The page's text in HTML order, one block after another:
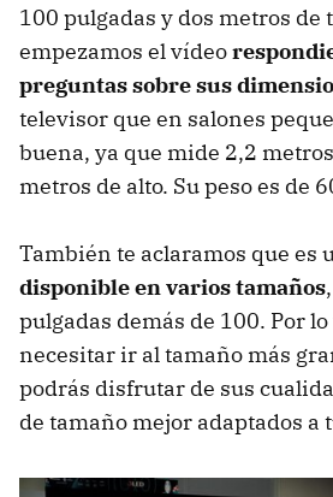
100 pulgadas y dos metros de
empezamos el vídeo
preguntas sobre sus
televisor que en salones
buena, ya que mide 2,2
metros de alto. Su peso es de
También te aclaramos que es
disponible en varios tamaños
pulgadas demás de 100. Por
necesitar ir al tamaño más
podrás disfrutar de sus
de tamaño mejor adaptados a